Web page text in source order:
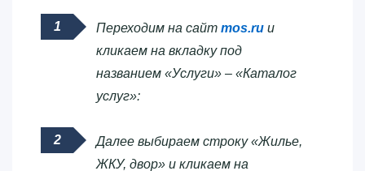
Переходим на сайт mos.ru и
кликаем на вкладку под
названием «Услуги» – «Каталог
услуг»:
Далее выбираем строку «Жилье,
ЖКУ, двор» и кликаем на